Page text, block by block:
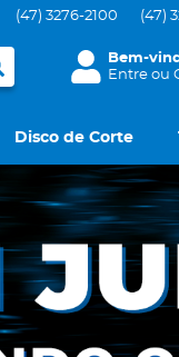
(47) 3276-2100 (47)
Bem-
Entreou
Disco de Corte